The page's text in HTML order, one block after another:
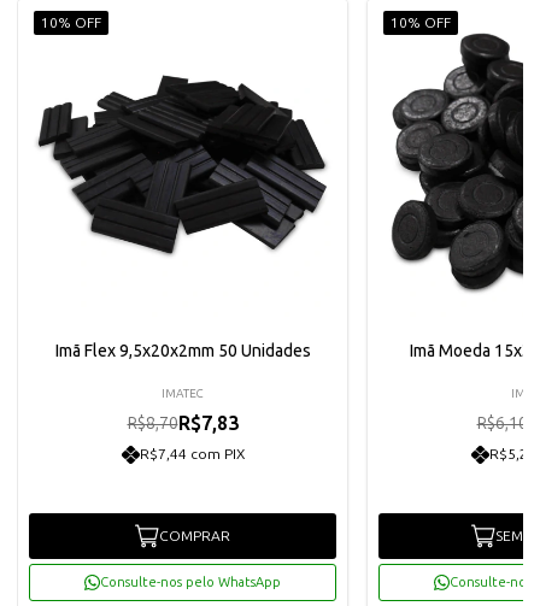
10% OFF
Imã Flex 9,5x20x2mm 50 Unidades
IMATEC
R$8,70R$7,83
R$7,44 com PIX
COMPRAR
Consulte-nos pelo WhatsApp
10% OFF
Imã Moeda
R$6,10
R$5,22
SEM
Consulte-nos